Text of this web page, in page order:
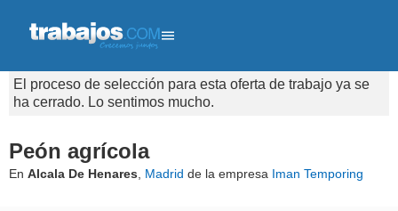
El proceso de selección para esta oferta de trabajo ya se
ha cerrado. Lo sentimos mucho.
Peón agrícola
En Alcala De Henares Madrid de la empresa Iman Temporing